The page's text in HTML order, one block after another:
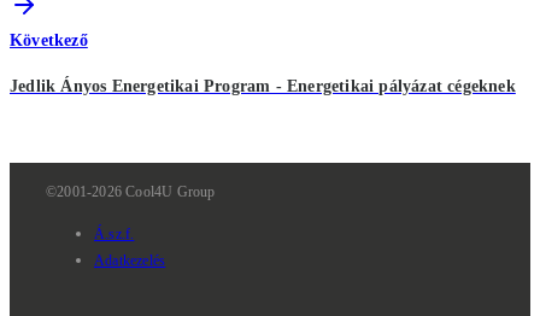
Következő
Jedlik Ányos Energetikai Program - Energetikai pályázat cégeknek
©2001-2026 Cool4U Group
Á.sz.f.
Adatkezelés